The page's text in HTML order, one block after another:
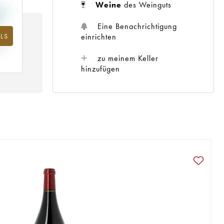
Weine des Weinguts
Eine Benachrichtigung
einrichten
zu meinem Keller
hinzufügen